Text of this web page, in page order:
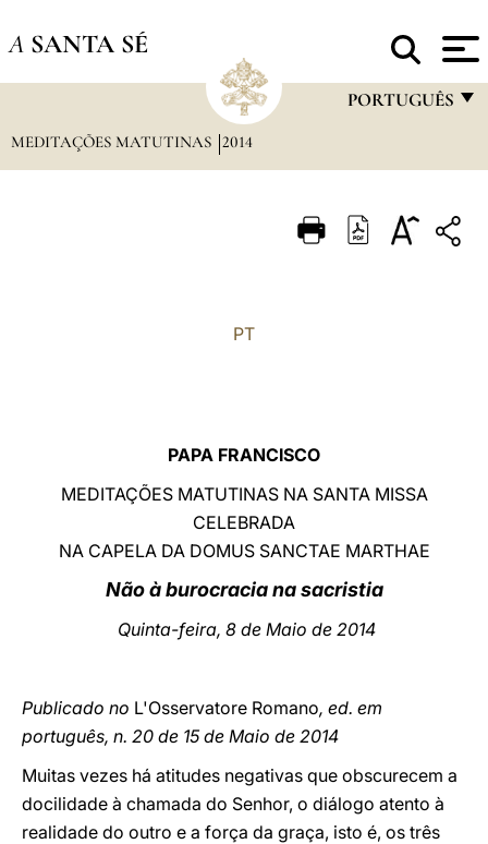
A SANTA SÉ
PORTUGUÊS
ITALIANO
中文
MEDITAÇÕES MATUTINAS 2014
PT
PAPA FRANCISCO
MEDITAÇÕES MATUTINAS NA SANTA MISSA
CELEBRADA
NA CAPELA DA DOMUS SANCTAE MARTHAE
Não à burocracia na sacristia
Quinta-feira, 8 de Maio de 2014
Publicado no L'Osservatore Romano, ed. em
português, n. 20 de 15 de Maio de 2014
Muitas vezes há atitudes negativas que obscurecem a
docilidade à chamada do Senhor, o diálogo atento à
realidade do outro e a força da graça, isto é, os três